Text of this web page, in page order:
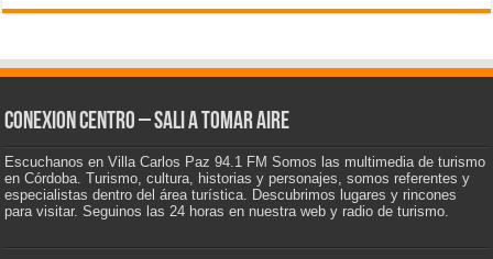
CONEXION CENTRO – Sali a tomar aire
Escuchanos en Villa Carlos Paz 94.1 FM Somos las multimedia de turismo
en Córdoba. Turismo, cultura, historias y personajes, somos referentes y
especialistas dentro del área turística. Descubrimos lugares y rincones
para visitar. Seguinos las 24 horas en nuestra web y radio de turismo.